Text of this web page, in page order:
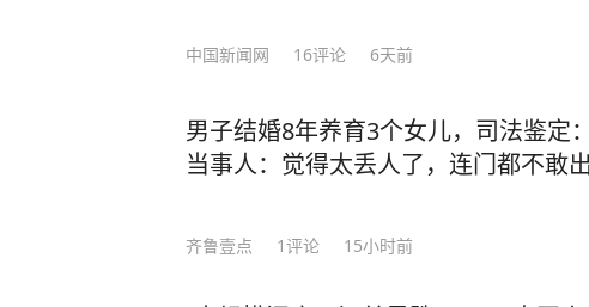
中国新闻网 16评论 6天前
男子结婚8年养育3个女儿，司法鉴定
当事人：觉得太丢人了，连门都不敢出
齐鲁壹点 1评论 15小时前